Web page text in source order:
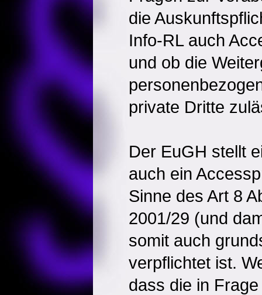
die
Info-RL auch
und ob die
private Dritte
Der EuGH stellt
auch ein
Sinne des Art 8
2001/29 (und
somit auch
verpflichtet ist.
dass die in